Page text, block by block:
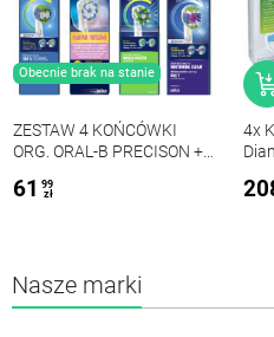
Obecnie brak na stanie
ZESTAW 4 KOŃCÓWKI
ORG. ORAL-B PRECISON +
61 99
zł
4x
Nasze marki